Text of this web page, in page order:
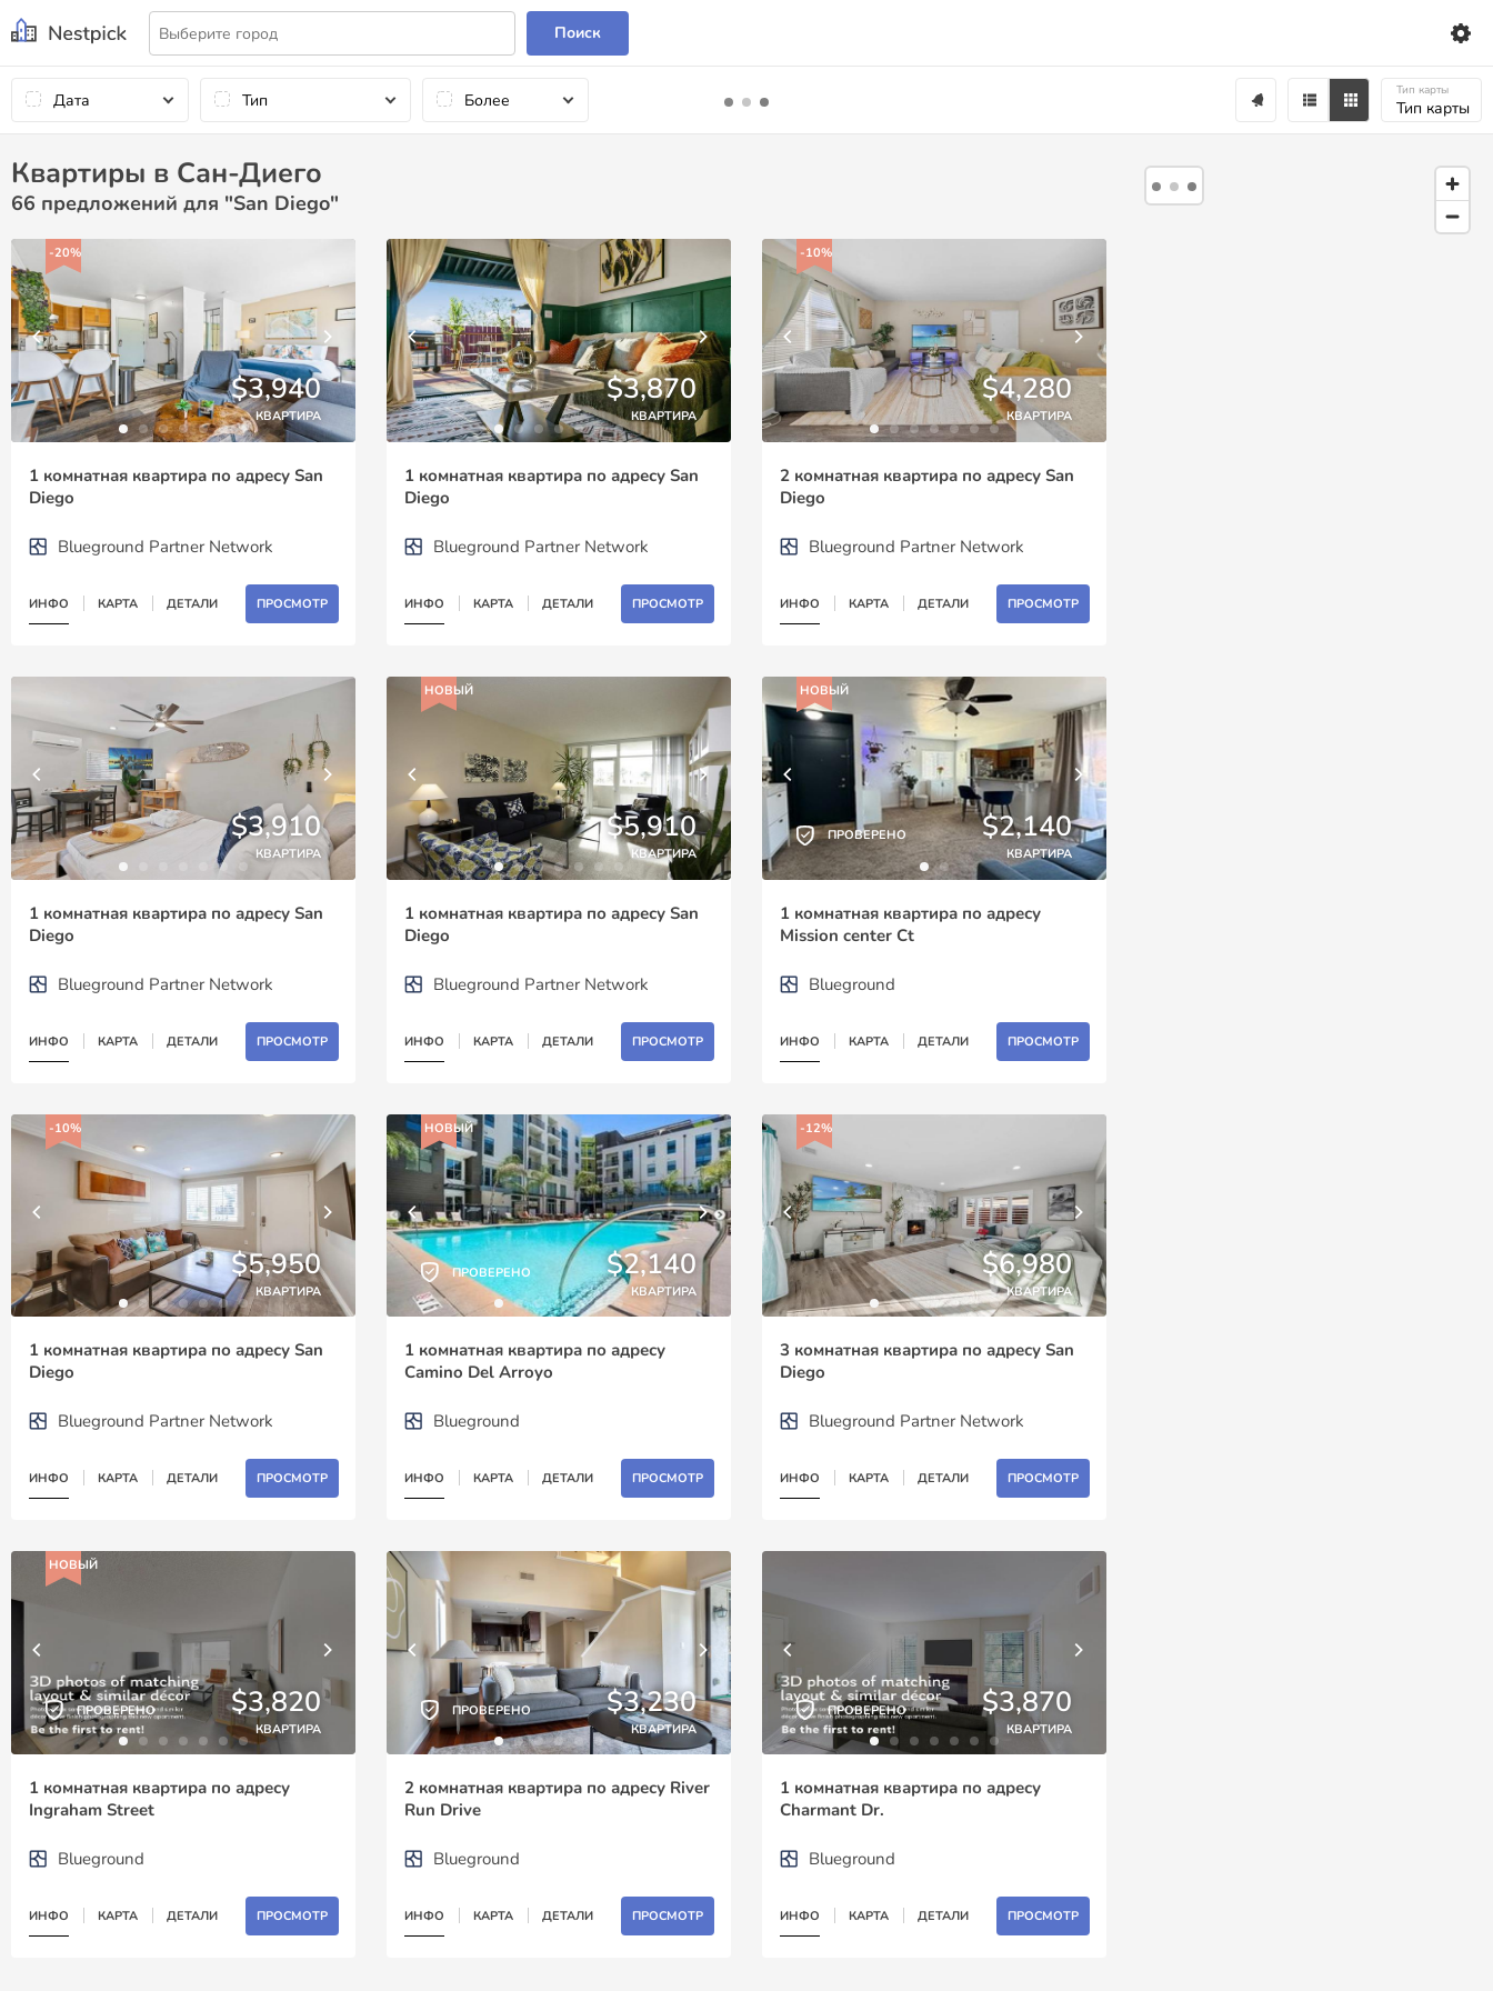
Поиск
Дата Тип Более Тип карты
Тип карты
Квартиры в Сан-Диего
66 предложений для "San Diego"
-20%
$3,940
КВАРТИРА
1 комнатная квартира по адресу San
Diego
Blueground Partner Network
ИНФО КАРТА ДЕТАЛИ ПРОСМОТР
$3,870
КВАРТИРА
1 комнатная квартира по адресу San
Diego
Blueground Partner Network
ИНФО КАРТА ДЕТАЛИ ПРОСМОТР
-10%
$4,280
КВАРТИРА
2 комнатная квартира по адресу San
Diego
Blueground Partner Network
ИНФО КАРТА ДЕТАЛИ ПРОСМОТР
$3,910
КВАРТИРА
1 комнатная квартира по адресу San
Diego
Blueground Partner Network
ИНФО КАРТА ДЕТАЛИ ПРОСМОТР
НОВЫЙ
$5,910
КВАРТИРА
1 комнатная квартира по адресу San
Diego
Blueground Partner Network
ИНФО КАРТА ДЕТАЛИ ПРОСМОТР
НОВЫЙ
ПРОВЕРЕНО $2,140
КВАРТИРА
1 комнатная квартира по адресу
Mission center Ct
Blueground
ИНФО КАРТА ДЕТАЛИ ПРОСМОТР
-10%
$5,950
КВАРТИРА
1 комнатная квартира по адресу San
Diego
Blueground Partner Network
ИНФО КАРТА ДЕТАЛИ ПРОСМОТР
НОВЫЙ
ПРОВЕРЕНО $2,140
КВАРТИРА
1 комнатная квартира по адресу
Camino Del Arroyo
Blueground
ИНФО КАРТА ДЕТАЛИ ПРОСМОТР
-12%
$6,980
КВАРТИРА
3 комнатная квартира по адресу San
Diego
Blueground Partner Network
ИНФО КАРТА ДЕТАЛИ ПРОСМОТР
НОВЫЙ
ПРОВЕРЕНО $3,820
КВАРТИРА
1 комнатная квартира по адресу
Ingraham Street
Blueground
ИНФО КАРТА ДЕТАЛИ ПРОСМОТР
ПРОВЕРЕНО $3,230
КВАРТИРА
2 комнатная квартира по адресу River
Run Drive
Blueground
ИНФО КАРТА ДЕТАЛИ ПРОСМОТР
ПРОВЕРЕНО $3,870
КВАРТИРА
1 комнатная квартира по адресу
Charmant Dr.
Blueground
ИНФО КАРТА ДЕТАЛИ ПРОСМОТР